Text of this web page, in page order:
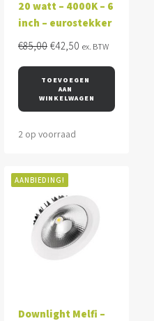
20 watt – 4000K – 6
inch – eurostekker
€85,00 Oorspronkelijke
was:
€85,00.
€42,50 Huidige
is:
€42,50.
ex. BTW
TOEVOEGEN
AAN
WINKELWAGEN
2 op voorraad
AANBIEDING!
Downlight Melfi –